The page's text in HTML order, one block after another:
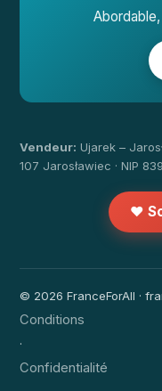
Vendeur: Ujarek –
107 Jarosławiec · NIP
❤️
© 2026 FranceForAll ·
Conditions
·
Confidentialité